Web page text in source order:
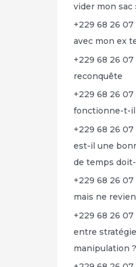
vider mon sac
+229 68 26
avec mon ex
+229 68 26
reconquête
+229 68 26
fonctionne-t-il
+229 68 26
est-il une
de temps
+229 68 26
mais ne
+229 68 26
entre
manipulation ?